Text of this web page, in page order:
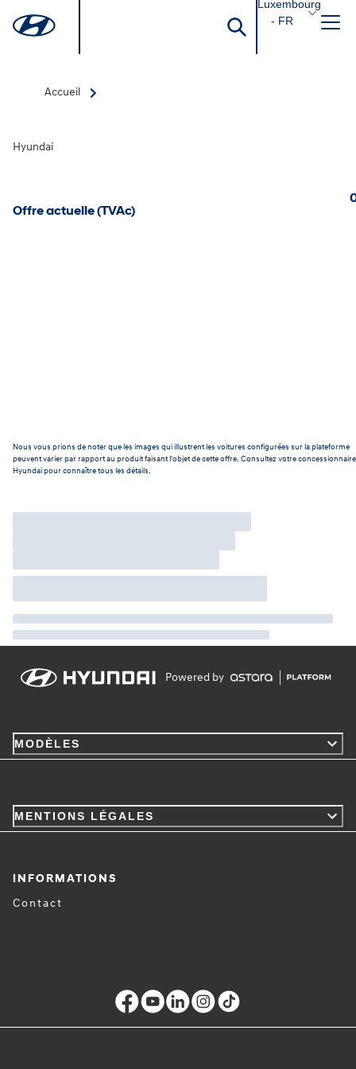
Luxembourg
- FR
Accueil
Hyundai
Offre actuelle (TVAc)
Nous vous prions de noter que les images qui illustrent les voitures configurées sur la plateforme
peuvent varier par rapport au produit faisant l'objet de cette offre. Consultez votre concessionnaire
Hyundai pour connaître tous les détails.
Powered by
MODÈLES
MENTIONS LÉGALES
INFORMATIONS
Contact